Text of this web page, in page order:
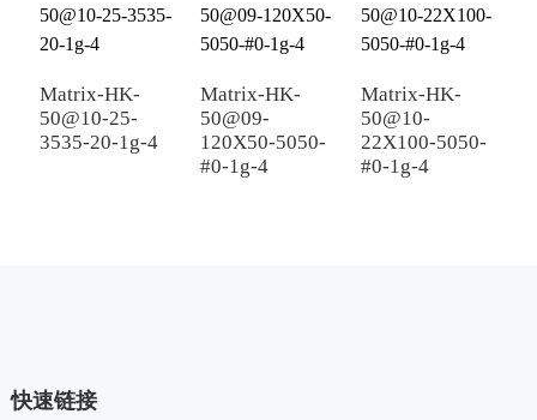
Matrix-HK-
50@10-25-
3535-20-1g-4
Matrix-HK-
50@09-
120X50-5050-
#0-1g-4
Matrix-HK-
50@10-
22X100-5050-
#0-1g-4
快速链接